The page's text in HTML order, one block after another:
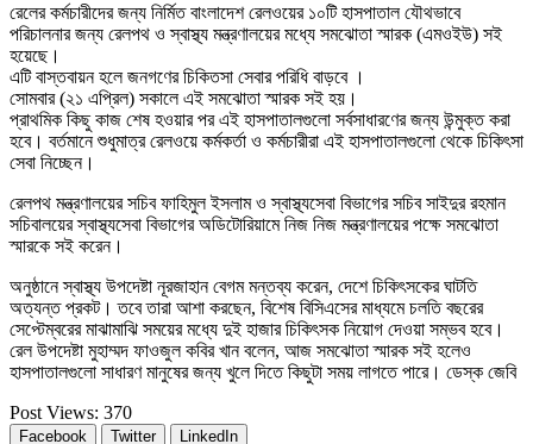
রেলের কর্মচারীদের জন্য নির্মিত বাংলাদেশ রেলওয়ের ১০টি হাসপাতাল যৌথভাবে
পরিচালনার জন্য রেলপথ ও স্বাস্থ্য মন্ত্রণালয়ের মধ্যে সমঝোতা স্মারক (এমওইউ) সই
হয়েছে।
এটি বাস্তবায়ন হলে জনগণের চিকিতসা সেবার পরিধি বাড়বে ।
সোমবার (২১ এপ্রিল) সকালে এই সমঝোতা স্মারক সই হয়।
প্রাথমিক কিছু কাজ শেষ হওয়ার পর এই হাসপাতালগুলো সর্বসাধারণের জন্য উন্মুক্ত করা
হবে। বর্তমানে শুধুমাত্র রেলওয়ে কর্মকর্তা ও কর্মচারীরা এই হাসপাতালগুলো থেকে চিকিৎসা
সেবা নিচ্ছেন।
রেলপথ মন্ত্রণালয়ের সচিব ফাহিমুল ইসলাম ও স্বাস্থ্যসেবা বিভাগের সচিব সাইদুর রহমান
সচিবালয়ের স্বাস্থ্যসেবা বিভাগের অডিটোরিয়ামে নিজ নিজ মন্ত্রণালয়ের পক্ষে সমঝোতা
স্মারকে সই করেন।
অনুষ্ঠানে স্বাস্থ্য উপদেষ্টা নূরজাহান বেগম মন্তব্য করেন, দেশে চিকিৎসকের ঘাটতি
অত্যন্ত প্রকট। তবে তারা আশা করছেন, বিশেষ বিসিএসের মাধ্যমে চলতি বছরের
সেপ্টেম্বরের মাঝামাঝি সময়ের মধ্যে দুই হাজার চিকিৎসক নিয়োগ দেওয়া সম্ভব হবে।
রেল উপদেষ্টা মুহাম্মদ ফাওজুল কবির খান বলেন, আজ সমঝোতা স্মারক সই হলেও
হাসপাতালগুলো সাধারণ মানুষের জন্য খুলে দিতে কিছুটা সময় লাগতে পারে। ডেস্ক জেবি
Post Views: 370
Facebook Twitter LinkedIn